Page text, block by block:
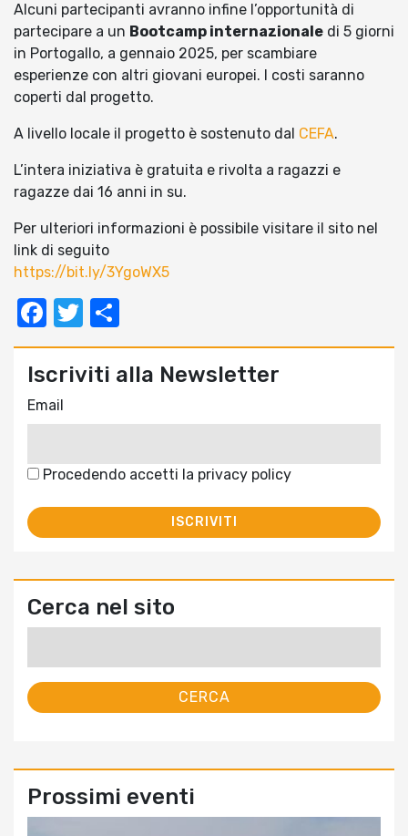
Alcuni partecipanti avranno infine l’opportunità di
partecipare a un Bootcamp internazionale di 5 giorni
in Portogallo, a gennaio 2025, per scambiare
esperienze con altri giovani europei. I costi saranno
coperti dal progetto.
A livello locale il progetto è sostenuto dal CEFA.
L’intera iniziativa è gratuita e rivolta a ragazzi e
ragazze dai 16 anni in su.
Per ulteriori informazioni è possibile visitare il sito nel
link di seguito
https://bit.ly/3YgoWX5
Facebook
Twitter
Iscriviti alla Newsletter
Email
Procedendo accetti la privacy policy
Cerca nel sito
Prossimi eventi